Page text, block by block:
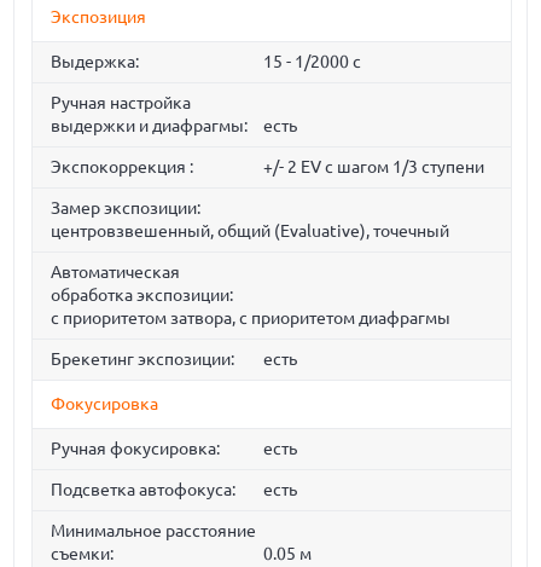
Экспозиция
Выдержка: 15 - 1/2000 с
Ручная настройка
выдержки и диафрагмы:
есть
Экспокоррекция : +/- 2 EV с шагом 1/3 ступени
Замер экспозиции:
центровзвешенный, общий (Evaluative), точечный
Автоматическая
обработка экспозиции:
с приоритетом затвора, с приоритетом диафрагмы
Брекетинг экспозиции: есть
Фокусировка
Ручная фокусировка: есть
Подсветка автофокуса: есть
Минимальное расстояние
съемки:
0.05 м